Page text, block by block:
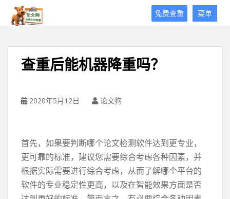
菜单
免费查重
查重后能机器降重吗？
2020年5月12日 论文狗
首先，如果要判断哪个论文检测软件达到更专业，
更可靠的标准，建议您需要综合考虑各种因素，并
根据实际需要进行综合考虑，从而了解哪个平台的
软件的专业稳定性更高，以及在智能效果方面是否